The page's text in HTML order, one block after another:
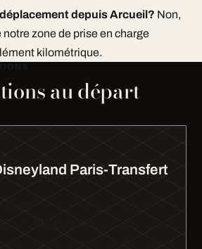
depuis Arcueil? Non,
zone de prise en charge
kilométrique.
au départ
Paris-Transfert
enfants adorent, les parents sont